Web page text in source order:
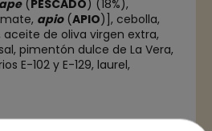
(PESCADO) (18%),
apio(APIO)], cebolla,
aceite de oliva virgen extra,
pimentón dulce de La Vera,
E-102 y E-129, laurel,